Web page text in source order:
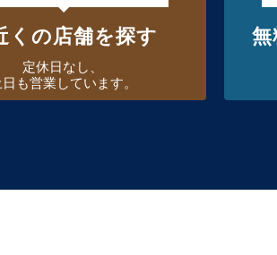
くの店舗を探す
定休日なし、
も営業しています。
無